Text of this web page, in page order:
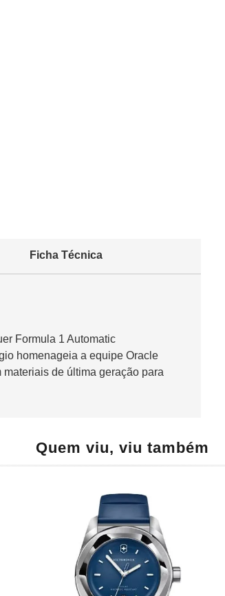
Ficha Técnica
Formula 1 Automatic
homenageia a equipe Oracle
de última geração para
Quem viu, viu também